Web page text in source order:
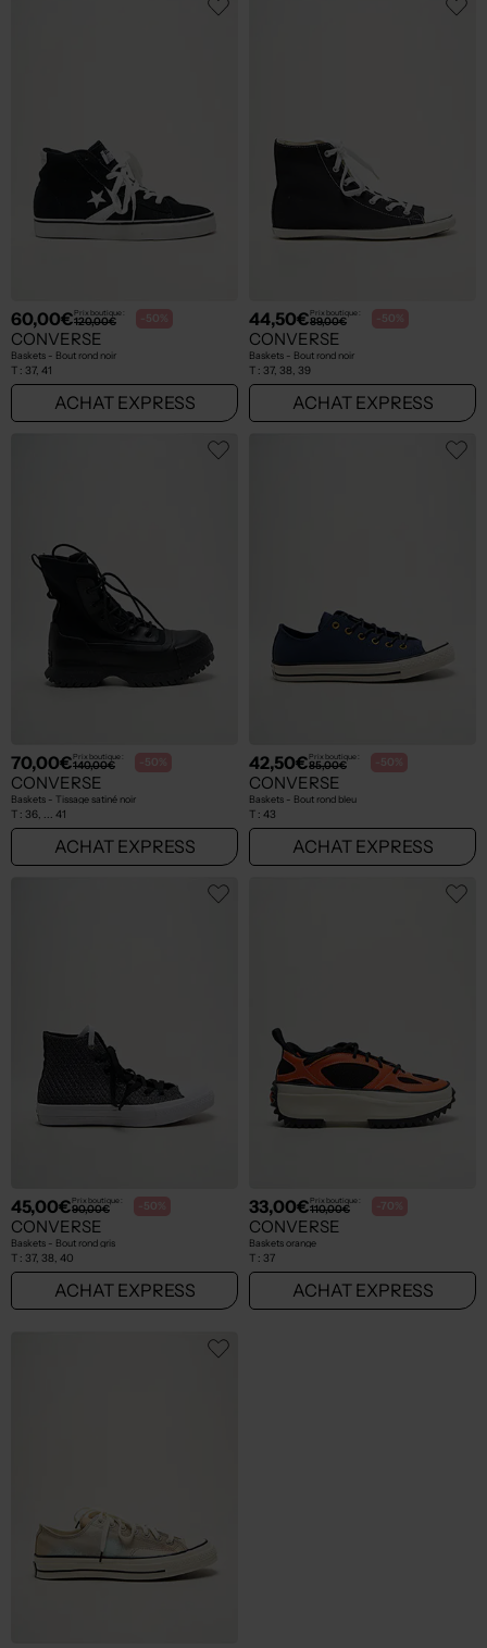
60,00€Prix boutique :
120,00€ -50%
CONVERSE
Baskets - Bout rond noir
T : 37, 41
ACHAT EXPRESS
44,50€Prix boutique :
89,00€ -50%
CONVERSE
Baskets - Bout rond noir
T : 37, 38, 39
ACHAT EXPRESS
70,00€Prix boutique :
140,00€ -50%
CONVERSE
Baskets - Tissage satiné noir
T : 36, ... 41
ACHAT EXPRESS
42,50€Prix boutique :
85,00€ -50%
CONVERSE
Baskets - Bout rond bleu
T : 43
ACHAT EXPRESS
45,00€Prix boutique :
90,00€ -50%
CONVERSE
Baskets - Bout rond gris
T : 37, 38, 40
ACHAT EXPRESS
33,00€Prix boutique :
110,00€ -70%
CONVERSE
Baskets orange
T : 37
ACHAT EXPRESS